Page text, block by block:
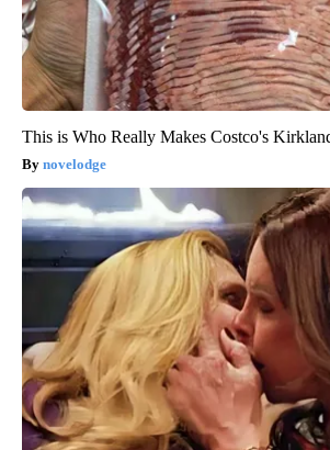
This is Who Really Makes Costco's
novelodge